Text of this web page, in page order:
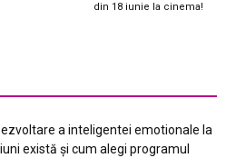
din 18 iunie la cinema!
a inteligentei emotionale la
există și cum alegi programul